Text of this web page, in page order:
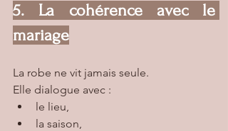
5. La cohérence avec le
mariage
La robe ne vit jamais seule.
Elle dialogue avec :
le lieu,
la saison,